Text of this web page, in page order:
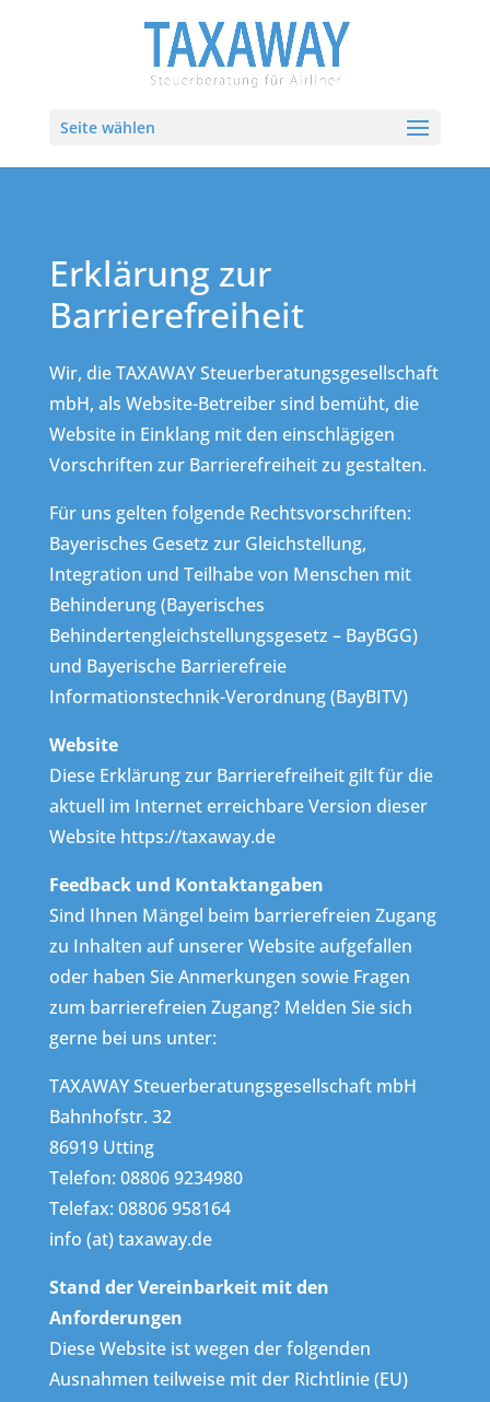
Seite wählen
Erklärung zur
Barrierefreiheit
Wir, die TAXAWAY Steuerberatungsgesellschaft
mbH, als Website-Betreiber sind bemüht, die
Website in Einklang mit den einschlägigen
Vorschriften zur Barrierefreiheit zu gestalten.
Für uns gelten folgende Rechtsvorschriften:
Bayerisches Gesetz zur Gleichstellung,
Integration und Teilhabe von Menschen mit
Behinderung (Bayerisches
Behindertengleichstellungsgesetz – BayBGG)
und Bayerische Barrierefreie
Informationstechnik-Verordnung (BayBITV)
Website
Diese Erklärung zur Barrierefreiheit gilt für die
aktuell im Internet erreichbare Version dieser
Website https://taxaway.de
Feedback und Kontaktangaben
Sind Ihnen Mängel beim barrierefreien Zugang
zu Inhalten auf unserer Website aufgefallen
oder haben Sie Anmerkungen sowie Fragen
zum barrierefreien Zugang? Melden Sie sich
gerne bei uns unter:
TAXAWAY Steuerberatungsgesellschaft mbH
Bahnhofstr. 32
86919 Utting
Telefon: 08806 9234980
Telefax: 08806 958164
info (at) taxaway.de
Stand der Vereinbarkeit mit den
Anforderungen
Diese Website ist wegen der folgenden
Ausnahmen teilweise mit der Richtlinie (EU)